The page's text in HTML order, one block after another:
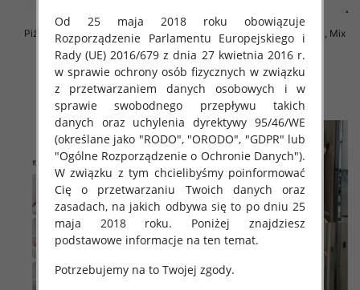
Piżama damska Roz XL-3XL, Mix
kolor Paczka 12 szt
27.00 zł
szczegóły
Piżama damska Roz M/L/XL, Mix
kolor Paczka 12 szt
29.00 zł
szczegóły
Od 25 maja 2018 roku obowiązuje
Rozporządzenie Parlamentu Europejskiego i
Rady (UE) 2016/679 z dnia 27 kwietnia 2016 r.
w sprawie ochrony osób fizycznych w związku
z przetwarzaniem danych osobowych i w
sprawie swobodnego przepływu takich
danych oraz uchylenia dyrektywy 95/46/WE
(określane jako "RODO", "ORODO", "GDPR" lub
"Ogólne Rozporządzenie o Ochronie Danych").
W związku z tym chcielibyśmy poinformować
Cię o przetwarzaniu Twoich danych oraz
zasadach, na jakich odbywa się to po dniu 25
maja 2018 roku. Poniżej znajdziesz
podstawowe informacje na ten temat.
Potrzebujemy na to Twojej zgody.